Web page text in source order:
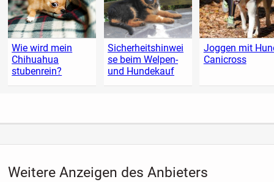
Wie wird mein
Chihuahua
stubenrein?
Sicherheitshinwei
se beim Welpen-
und Hundekauf
Joggen mit
Canicross
Weitere Anzeigen des Anbieters